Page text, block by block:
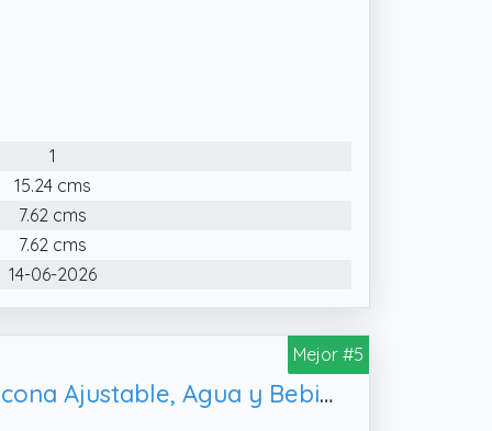
tipo crema vintage combina con
y cocinas con personalidad.
aprecian los tonos neutros y
de casa y disfrútalo durante toda
1
15.24 cms
7.62 cms
7.62 cms
14-06-2026
Mejor #5
Exllena Termo Pequeño 200ml – Botella Térmica Pequeña con Asa de Silicona Ajustable, Agua y Bebidas Frías(Rosa Pastel)